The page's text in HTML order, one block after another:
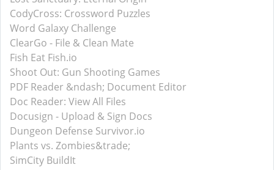
CodyCross: Crossword Puzzles
Word Galaxy Challenge
ClearGo - File & Clean Mate
Fish Eat Fish.io
Shoot Out: Gun Shooting Games
PDF Reader &ndash; Document Editor
Doc Reader: View All Files
Docusign - Upload & Sign Docs
Dungeon Defense Survivor.io
Plants vs. Zombies&trade;
SimCity BuildIt